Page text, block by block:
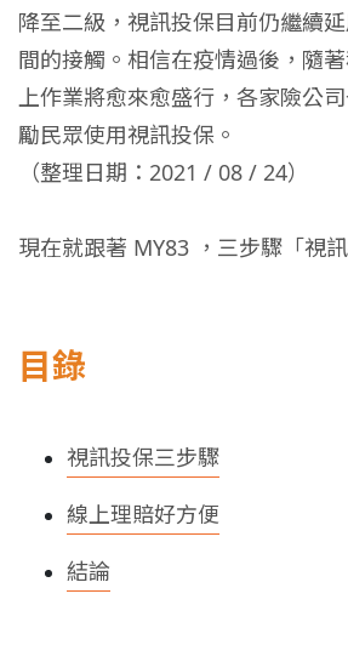
降至二級，視訊投保目前仍繼續
間的接觸。相信在疫情過後，隨
上作業將愈來愈盛行，各家險公
勵民眾使用視訊投保。
（整理日期：2021 / 08 / 24）
現在就跟著 MY83 ，三步驟「視
目錄
視訊投保三步驟
線上理賠好方便
結論